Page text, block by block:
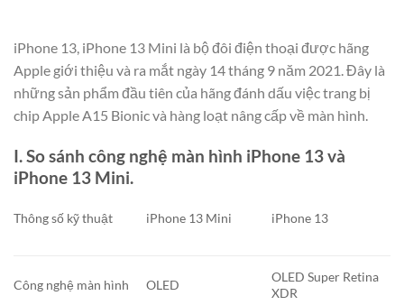
iPhone 13, iPhone 13 Mini là bộ đôi điện thoại được hãng
Apple giới thiệu và ra mắt ngày 14 tháng 9 năm 2021. Đây là
những sản phẩm đầu tiên của hãng đánh dấu việc trang bị
chip Apple A15 Bionic và hàng loạt nâng cấp về màn hình.
I. So sánh công nghệ màn hình iPhone 13 và
iPhone 13 Mini.
Thông số kỹ thuật iPhone 13 Mini iPhone 13
Công nghệ màn hình OLED
OLED Super Retina
XDR